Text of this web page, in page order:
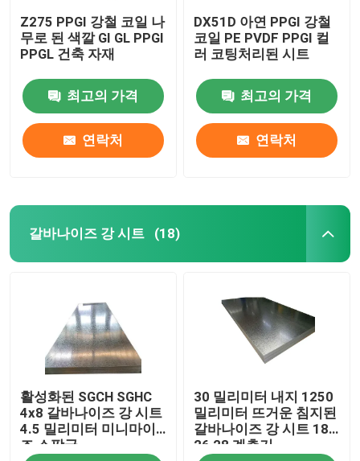
Z275 PPGI 강철 코일 나
무로 된 색깔 GI GL PPGI
PPGL 건축 자재
최고의 가격
연락처
DX51D 아연 PPGI 강철
코일 PE PVDF PPGI 컬
러 코팅처리된 시트
최고의 가격
연락처
갈바나이즈 강 시트 (18)
활성화된 SGCH SGHC
4x8 갈바나이즈 강 시트
4.5 밀리미터 미니마이
즈 스팡글
30 밀리미터 내지 1250
밀리미터 뜨거운 침지된
갈바나이즈 강 시트 18
26 28 계측기